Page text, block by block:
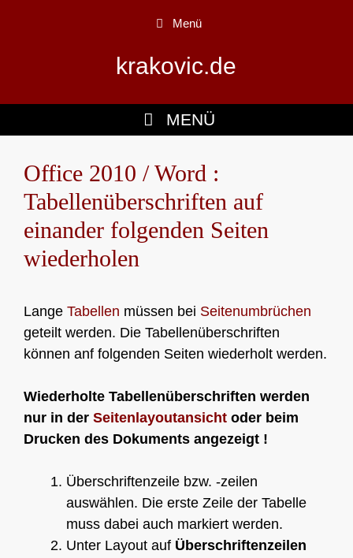
Menü
krakovic.de
MENÜ
Office 2010 / Word :
Tabellenüberschriften auf
einander folgenden Seiten
wiederholen
Lange Tabellen müssen bei Seitenumbrüchen
geteilt werden. Die Tabellenüberschriften
können anf folgenden Seiten wiederholt werden.
Wiederholte Tabellenüberschriften werden
nur in der Seitenlayoutansicht oder beim
Drucken des Dokuments angezeigt !
Überschriftenzeile bzw. -zeilen
auswählen. Die erste Zeile der Tabelle
muss dabei auch markiert werden.
Unter Layout auf Überschriftenzeilen